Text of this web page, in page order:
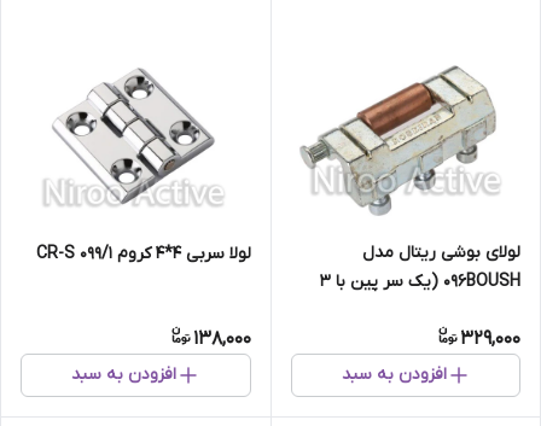
لولای بوشی ریتال مدل
۰۹۶BOUSH (یک سر پین با ۳
329,000
افزودن به سبد
لولا سربی ۴*۴ کروم ۰۹۹/۱ CR-S
138,000
افزودن به سبد